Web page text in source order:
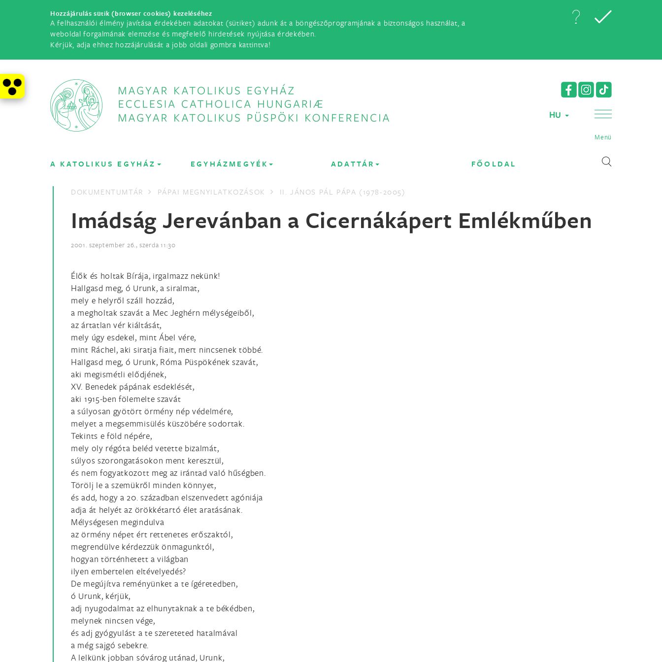
Hozzájárulás sütik (browser cookies) kezeléséhez
A felhasználói élmény javítása érdekében adatokat (sütiket) adunk át a böngészőprogramjának a biztonságos használat, a
weboldal forgalmának elemzése és megfelelő hirdetések nyújtása érdekében.
Kérjük, adja ehhez hozzájárulását a jobb oldali gombra kattintva!
HU
Menü
A KATOLIKUS EGYHÁZ EGYHÁZMEGYÉK ADATTÁR FŐOLDAL
DOKUMENTUMTÁR PÁPAI MEGNYILATKOZÁSOK II. JÁNOS PÁL PÁPA (1978-2005)
Imádság Jerevánban a Cicernákápert Emlékműben
2001. szeptember 26., szerda 11:30
Élők és holtak Bírája, irgalmazz nekünk!
Hallgasd meg, ó Urunk, a siralmat,
mely e helyről száll hozzád,
a megholtak szavát a Mec Jeghérn mélységeiből,
az ártatlan vér kiáltását,
mely úgy esdekel, mint Ábel vére,
mint Ráchel, aki siratja fiait, mert nincsenek többé.
Hallgasd meg, ó Urunk, Róma Püspökének szavát,
aki megismétli elődjének,
XV. Benedek pápának esdeklését,
aki 1915-ben fölemelte szavát
a súlyosan gyötört örmény nép védelmére,
melyet a megsemmisülés küszöbére sodortak.
Tekints e föld népére,
mely oly régóta beléd vetette bizalmát,
súlyos szorongatásokon ment keresztül,
és nem fogyatkozott meg az irántad való hűségben.
Törölj le a szemükről minden könnyet,
és add, hogy a 20. században elszenvedett agóniája
adja át helyét az örökkétartó élet aratásának.
Mélységesen megindulva
az örmény népet ért rettenetes erőszaktól,
megrendülve kérdezzük önmagunktól,
hogyan történhetett a világban
ilyen embertelen eltévelyedés?
De megújítva reményünket a te ígéretedben,
ó Urunk, kérjük,
adj nyugodalmat az elhunytaknak a te békédben,
melynek nincsen vége,
és adj gyógyulást a te szereteted hatalmával
a még sajgó sebekre.
A lelkünk jobban sóvárog utánad, Urunk,